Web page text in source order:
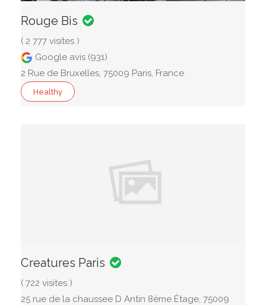
Rouge Bis
( 2 777 visites )
Google avis (931)
2 Rue de Bruxelles, 75009 Paris, France
Healthy
Creatures Paris
( 722 visites )
25 rue de la chaussee D Antin 8ème Étage, 75009